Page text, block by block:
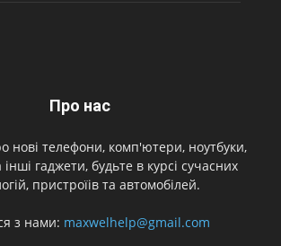
Про нас
нові телефони, комп'ютери, ноутбуки,
гаджети, будьте в курсі сучасних
пристроїів та автомобілей.
з нами: maxwelhelp@gmail.com